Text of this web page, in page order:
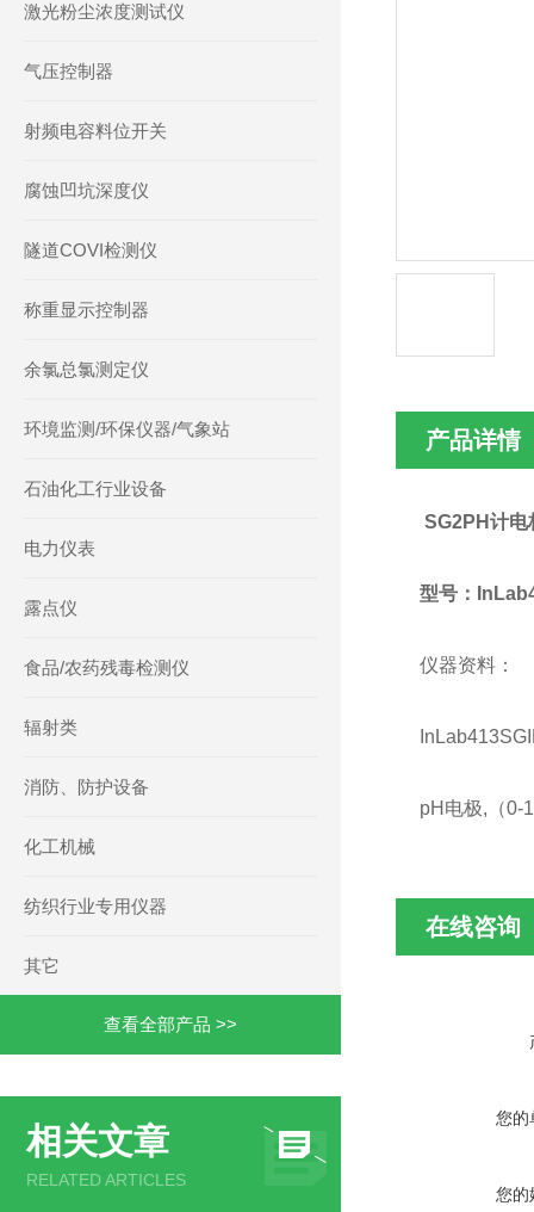
激光粉尘浓度测试仪
气压控制器
射频电容料位开关
腐蚀凹坑深度仪
隧道COVI检测仪
称重显示控制器
余氯总氯测定仪
环境监测/环保仪器/气象站
石油化工行业设备
电力仪表
露点仪
食品/农药残毒检测仪
辐射类
消防、防护设备
化工机械
纺织行业专用仪器
其它
查看全部产品 >>
相关文章
RELATED ARTICLES
产品详情
SG2PH计电
型号：
仪器资料：
pH电极,（0-
在线咨询
您的
您的